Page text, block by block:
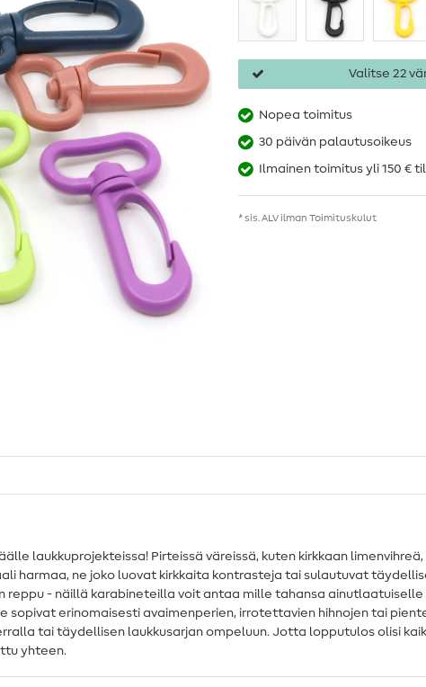
Valitse 22
Nopea toimitus
30 päivän palautusoikeus
Ilmainen toimitus yli 150 €
* sis. ALV ilman Toimituskulut
laukkuprojekteissa! Pirteissä väreissä, kuten kirkkaan
harmaa, ne joko luovat kirkkaita kontrasteja tai sulautuvat
reppu - näillä karabineteilla voit antaa mille tahansa
sopivat erinomaisesti avaimenperien, irrotettavien hihnojen tai
tai täydellisen laukkusarjan ompeluun. Jotta lopputulos olisi
yhteen.